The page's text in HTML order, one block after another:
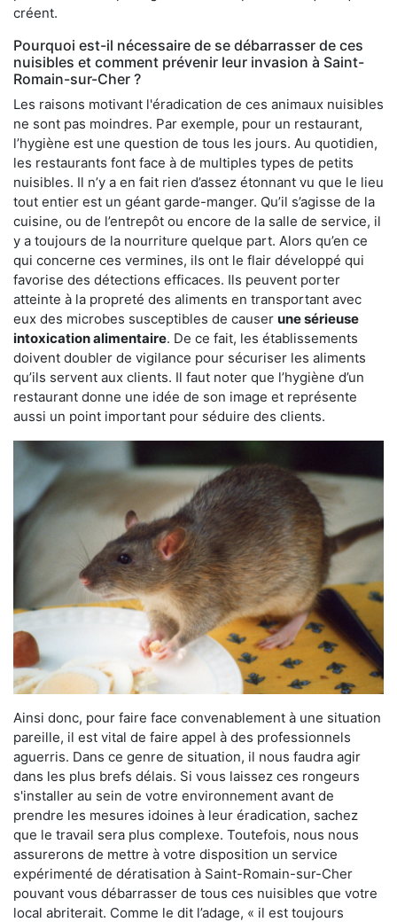
créent.
Pourquoi est-il nécessaire de se débarrasser de ces
nuisibles et comment prévenir leur invasion à Saint-
Romain-sur-Cher ?
Les raisons motivant l'éradication de ces animaux nuisibles
ne sont pas moindres. Par exemple, pour un restaurant,
l’hygiène est une question de tous les jours. Au quotidien,
les restaurants font face à de multiples types de petits
nuisibles. Il n’y a en fait rien d’assez étonnant vu que le lieu
tout entier est un géant garde-manger. Qu’il s’agisse de la
cuisine, ou de l’entrepôt ou encore de la salle de service, il
y a toujours de la nourriture quelque part. Alors qu’en ce
qui concerne ces vermines, ils ont le flair développé qui
favorise des détections efficaces. Ils peuvent porter
atteinte à la propreté des aliments en transportant avec
eux des microbes susceptibles de causer une sérieuse
intoxication alimentaire. De ce fait, les établissements
doivent doubler de vigilance pour sécuriser les aliments
qu’ils servent aux clients. Il faut noter que l’hygiène d’un
restaurant donne une idée de son image et représente
aussi un point important pour séduire des clients.
Ainsi donc, pour faire face convenablement à une situation
pareille, il est vital de faire appel à des professionnels
aguerris. Dans ce genre de situation, il nous faudra agir
dans les plus brefs délais. Si vous laissez ces rongeurs
s'installer au sein de votre environnement avant de
prendre les mesures idoines à leur éradication, sachez
que le travail sera plus complexe. Toutefois, nous nous
assurerons de mettre à votre disposition un service
expérimenté de dératisation à Saint-Romain-sur-Cher
pouvant vous débarrasser de tous ces nuisibles que votre
local abriterait. Comme le dit l’adage, « il est toujours